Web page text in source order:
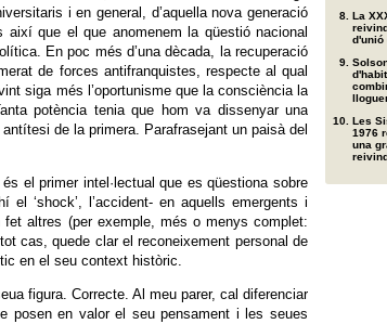
i en general, d’aquella nova generació
que el que anomenem la qüestió nacional
En poc més d’una dècada, la recuperació
de forces antifranquistes, respecte al qual
siga més l’oportunisme que la consciència la
potència tenia que hom va dissenyar una
de la primera. Parafrasejant un paisà del
el primer intel·lectual que es qüestiona sobre
‘shock’, l’accident- en aquells emergents i
altres (per exemple, més o menys complet:
cas, quede clar el reconeixement personal de
en el seu context històric.
figura. Correcte. Al meu parer, cal diferenciar
posen en valor el seu pensament i les seues
La
d'unió
Les
1976
una